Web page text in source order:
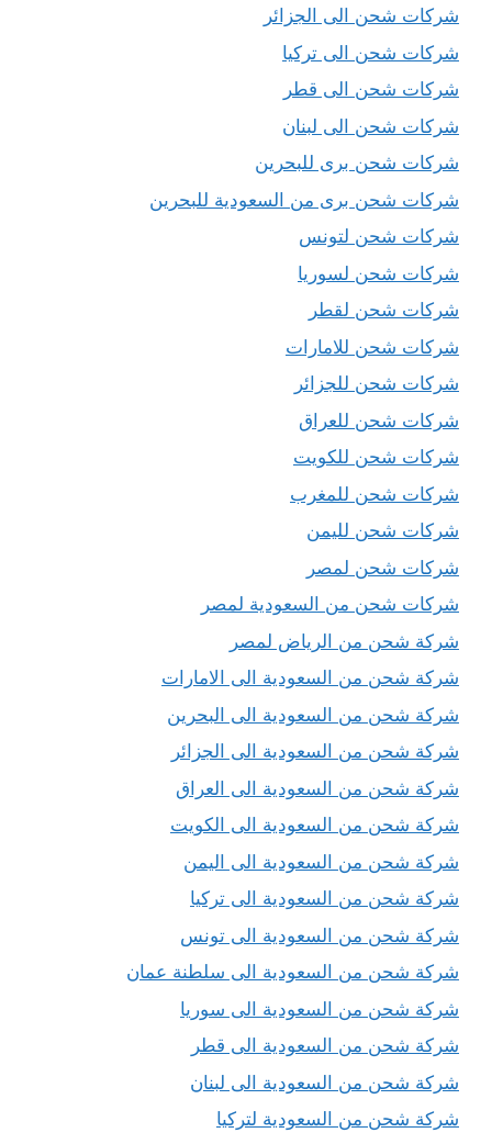
شركات شحن الى الجزائر
شركات شحن الى تركيا
شركات شحن الى قطر
شركات شحن الى لبنان
شركات شحن برى للبحرين
شركات شحن برى من السعودية للبحرين
شركات شحن لتونس
شركات شحن لسوريا
شركات شحن لقطر
شركات شحن للامارات
شركات شحن للجزائر
شركات شحن للعراق
شركات شحن للكويت
شركات شحن للمغرب
شركات شحن لليمن
شركات شحن لمصر
شركات شحن من السعودية لمصر
شركة شحن من الرياض لمصر
شركة شحن من السعودية الى الامارات
شركة شحن من السعودية الى البحرين
شركة شحن من السعودية الى الجزائر
شركة شحن من السعودية الى العراق
شركة شحن من السعودية الى الكويت
شركة شحن من السعودية الى اليمن
شركة شحن من السعودية الى تركيا
شركة شحن من السعودية الى تونس
شركة شحن من السعودية الى سلطنة عمان
شركة شحن من السعودية الى سوريا
شركة شحن من السعودية الى قطر
شركة شحن من السعودية الى لبنان
شركة شحن من السعودية لتركيا